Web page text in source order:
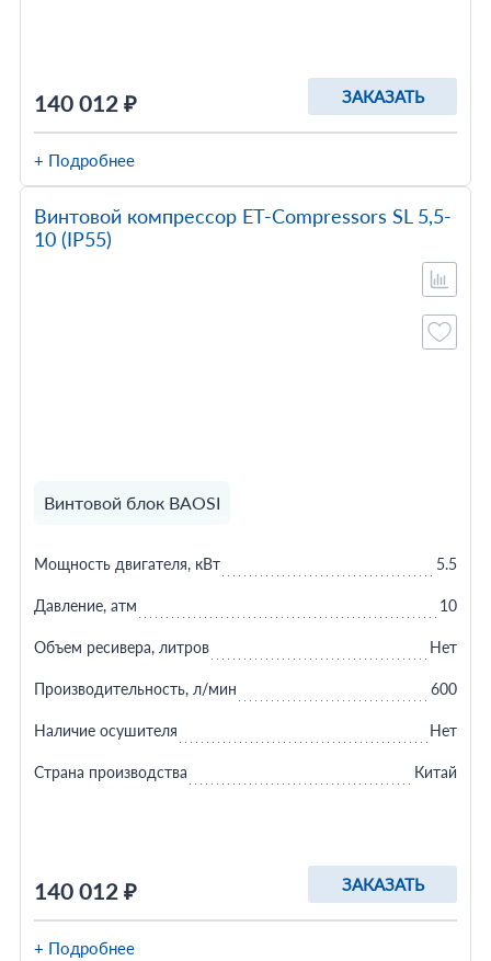
140 012 ₽ ЗАКАЗАТЬ
+ Подробнее
Винтовой компрессор ET-Compressors SL 5,5-
10 (IP55)
Винтовой блок BAOSI
140 012 ₽ ЗАКАЗАТЬ
Мощность двигателя, кВт 5.5
Давление, атм 10
Объем ресивера, литров Нет
Производительность, л/мин 600
Наличие осушителя Нет
Страна производства Китай
+ Подробнее